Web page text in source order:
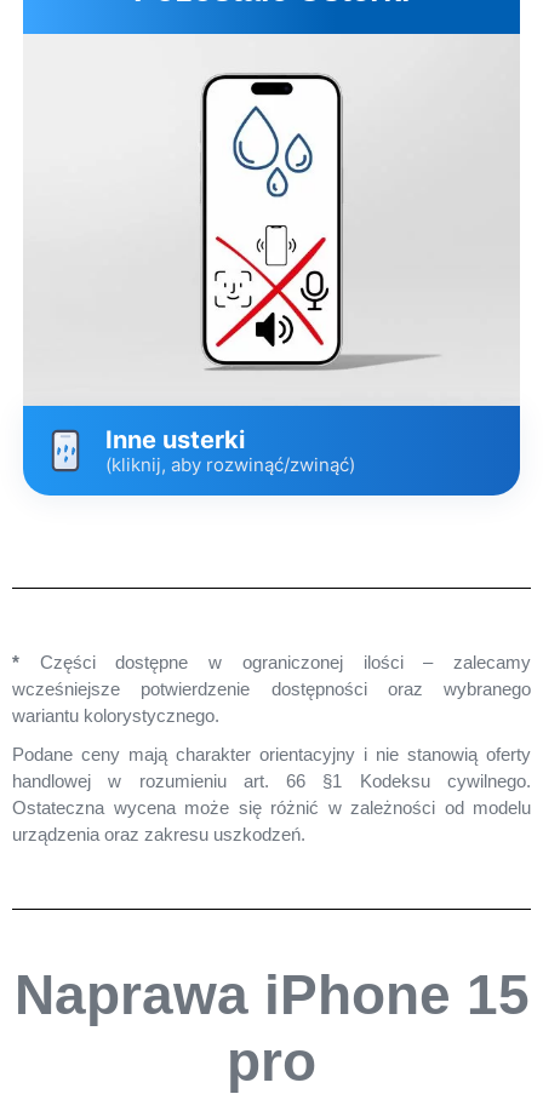
Szkło pokrywy tylnej
Opis wariantów Umów wizytę
Inne usterki
(kliknij, aby rozwinąć/zwinąć)
Procesy po zalaniu 479 zł 1-2 dni
Czyszczenie Głośnika
pod mikroskopem
60 zł 30 min
pod mikroskopem
Pełne czyszczenie
pod mikroskopem
Oryginalny Moduł
999 zł 1-7 dni
Opis wariantów Umów wizytę
* Części dostępne w ograniczonej ilości – zalecamy
wcześniejsze potwierdzenie dostępności oraz wybranego
wariantu kolorystycznego.
Podane ceny mają charakter orientacyjny i nie stanowią oferty
handlowej w rozumieniu art. 66 §1 Kodeksu cywilnego.
Ostateczna wycena może się różnić w zależności od modelu
urządzenia oraz zakresu uszkodzeń.
Naprawa iPhone 15
pro